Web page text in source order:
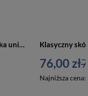
Nerka biodrowa materiałowa saszetka unisex G82 granatowa
76,00 zł
Najniższa cena: